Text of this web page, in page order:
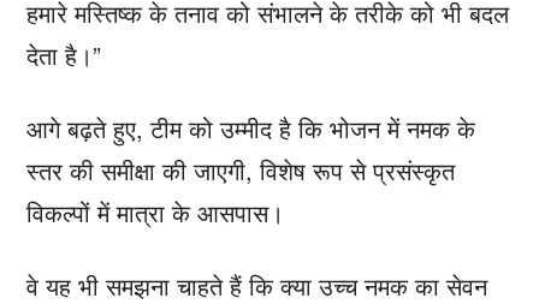
हमारे मस्तिष्क के तनाव को संभालने के तरीके को भी बदल
देता है।”
आगे बढ़ते हुए, टीम को उम्मीद है कि भोजन में नमक के
स्तर की समीक्षा की जाएगी, विशेष रूप से प्रसंस्कृत
विकल्पों में मात्रा के आसपास।
वे यह भी समझना चाहते हैं कि क्या उच्च नमक का सेवन